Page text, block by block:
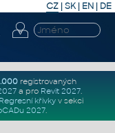
CZ | SK| EN | DE
registrovaných
a pro Revit 2027.
Regresní křivkyv sekci
2027.